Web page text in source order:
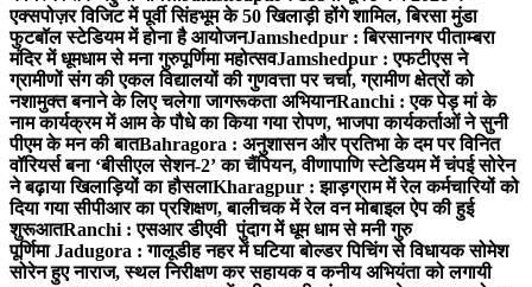
एक्सपोज़र विजिट में पूर्वी सिंहभूम के 50 खिलाड़ी होंगे शामिल, बिरसा मुंडा
फुटबॉल स्टेडियम में होना है आयोजनJamshedpur : बिरसानगर पीताम्बरा
मंदिर में धूमधाम से मना गुरुपूर्णिमा महोत्सवJamshedpur : एफटीएस ने
ग्रामीणों संग की एकल विद्यालयों की गुणवत्ता पर चर्चा, ग्रामीण क्षेत्रों को
नशामुक्त बनाने के लिए चलेगा जागरूकता अभियानRanchi : एक पेड़ मां के
नाम कार्यक्रम में आम के पौधे का किया गया रोपण, भाजपा कार्यकर्ताओं ने सुनी
पीएम के मन की बातBahragora : अनुशासन और प्रतिभा के दम पर विनित
वॉरियर्स बना ‘बीसीएल सेशन-2’ का चैंपियन, वीणापाणि स्टेडियम में चंपई सोरेन
ने बढ़ाया खिलाड़ियों का हौसलाKharagpur : झाड़ग्राम में रेल कर्मचारियों को
दिया गया सीपीआर का प्रशिक्षण, बालीचक में रेल वन मोबाइल ऐप की हुई
शुरूआतRanchi : एसआर डीएवी पुंदाग में धूम धाम से मनी गुरु
पूर्णिमाJadugora : गालूडीह नहर में घटिया बोल्डर पिचिंग से विधायक सोमेश
सोरेन हुए नाराज, स्थल निरीक्षण कर सहायक व कनीय अभियंता को लगायी